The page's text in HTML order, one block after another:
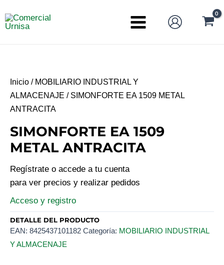
al
Main
Inicio / MOBILIARIO INDUSTRIAL Y
ALMACENAJE / SIMONFORTE EA 1509 METAL
ANTRACITA
SIMONFORTE EA 1509
METAL ANTRACITA
Regístrate o accede a tu cuenta
para ver precios y realizar pedidos
Acceso y registro
DETALLE DEL PRODUCTO
EAN: 8425437101182 Categoría: MOBILIARIO INDUSTRIAL
Y ALMACENAJE